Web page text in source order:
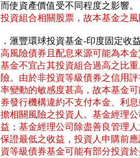
而使資產價值受不同程度之影響
投資組合相關股票，故本基金之
．滙豐環球投資基金-印度固定收
高風險債券且配息來源可能為本
基金不宜占其投資組合過高之比
險。由於非投資等級債券之信用
率變動的敏感度甚高，故本基金
券發行機構違約不支付本金、利
擔相關風險之投資人。基金經理
益；基金經理公司除盡善良管理
保證最低之收益，投資人申購前
資等級債券基金可能有部分投資